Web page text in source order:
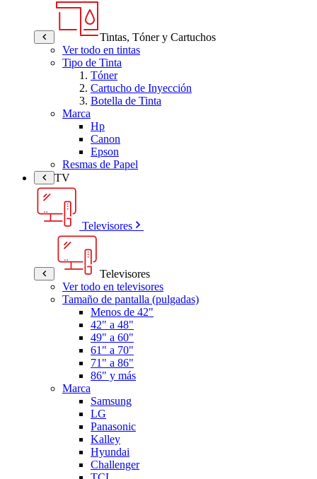
Tintas, Tóner y Cartuchos
Ver todo en tintas
Tipo de Tinta
Tóner
Cartucho de Inyección
Botella de Tinta
Marca
Hp
Canon
Epson
Resmas de Papel
TV
Televisores
Televisores
Ver todo en televisores
Tamaño de pantalla (pulgadas)
Menos de 42"
42" a 48"
49" a 60"
61" a 70"
71" a 86"
86" y más
Marca
Samsung
LG
Panasonic
Kalley
Hyundai
Challenger